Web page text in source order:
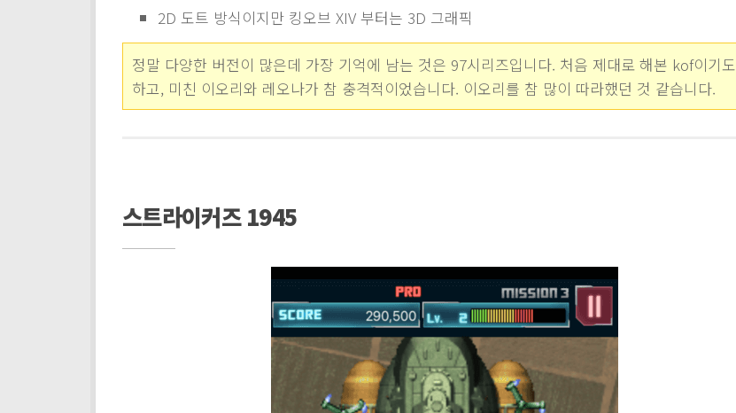
2D 도트 방식이지만 킹오브 XIV 부터는 3D 그래픽
정말 다양한 버전이 많은데 가장 기억에 남는 것은 97시리즈입니다. 처음 제대로 해본 kof이기도
하고, 미친 이오리와 레오나가 참 충격적이었습니다. 이오리를 참 많이 따라했던 것 같습니다.
스트라이커즈 1945